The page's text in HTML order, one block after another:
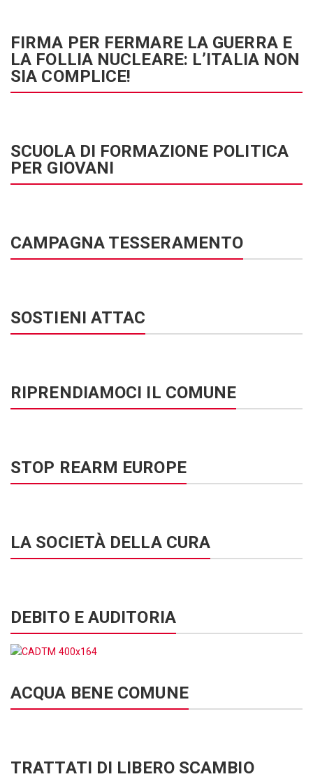
FIRMA PER FERMARE LA GUERRA E
LA FOLLIA NUCLEARE: L’ITALIA NON
SIA COMPLICE!
SCUOLA DI FORMAZIONE POLITICA
PER GIOVANI
CAMPAGNA TESSERAMENTO
SOSTIENI ATTAC
RIPRENDIAMOCI IL COMUNE
STOP REARM EUROPE
LA SOCIETÀ DELLA CURA
DEBITO E AUDITORIA
ACQUA BENE COMUNE
TRATTATI DI LIBERO SCAMBIO